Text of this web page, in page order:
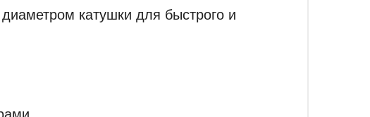
катушки для быстрого и